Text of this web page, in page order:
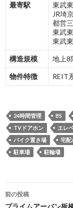
最寄駅
東武
JR埼
都営
東武
東武
構造規模 地上8
物件特徴 REIT
24時間管理 BS
TVドアホン
エレ
バイク置き場
宅配
駐車場
駐輪場
投
前の投稿
プライムアーバン板